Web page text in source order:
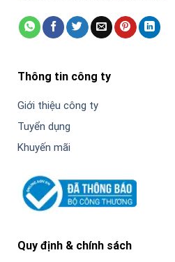
Thông tin công ty
Giới thiệu công ty
Tuyển dụng
Khuyến mãi
Quy định & chính sách